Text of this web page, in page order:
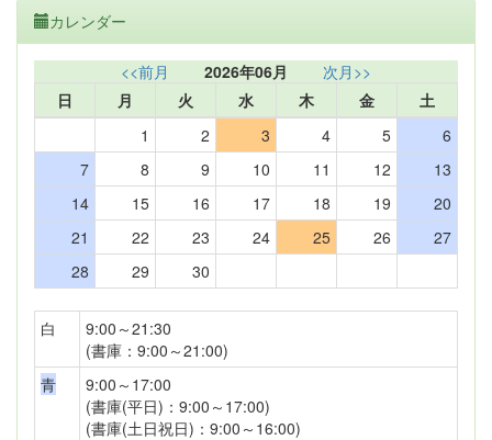
カレンダー
<<前月 2026年06月
次月>>
日
月 火 水 木 金
土
1
2 3 4 5
6
7
8 9 10 11 12
13
14
15 16 17 18 19
20
21
22 23 24 25 26
27
28
29 30
白
9:00～21:30
(書庫：9:00～21:00)
青
9:00～17:00
(書庫(平日)：9:00～17:00)
(書庫(土日祝日)：9:00～16:00)